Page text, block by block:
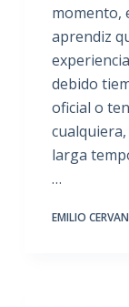
momento,
aprendiz
debido
oficial o
larga
…
EMILIO